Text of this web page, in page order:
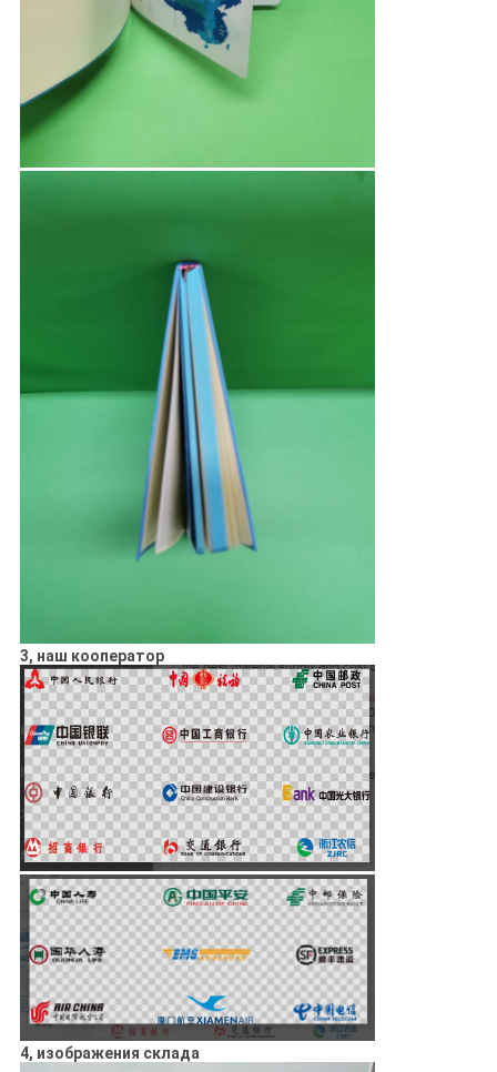
3, наш кооператор
4, изображения склада